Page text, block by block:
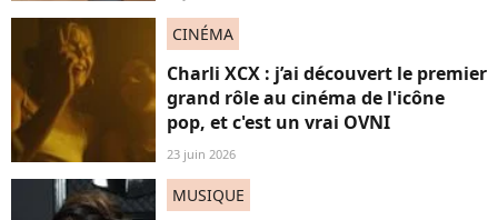
CINÉMA
Charli XCX : j’ai découvert le premier
grand rôle au cinéma de l'icône
pop, et c'est un vrai OVNI
23 juin 2026
MUSIQUE